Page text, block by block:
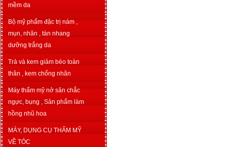
mềm da
Bộ mỹ phẩm đặc trị nám ,
mụn, nhăn , tàn nhang
dưỡng trắng da
Trà và kem giảm béo toàn
thân , kem chống nhăn
Máy thẩm mỹ nở săn chắc
ngực, bụng , Sản phẩm làm
hồng nhũ hoa
MÁY, DỤNG CỤ THẨM MỸ
VỀ TÓC